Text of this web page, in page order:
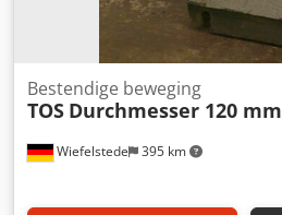
Wiefelstede 395 km
Bestendige beweging
TOS Durchmesser 120 mm